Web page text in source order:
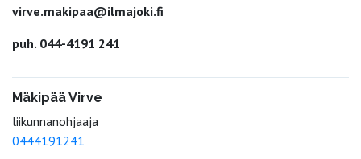
virve.makipaa@ilmajoki.fi
puh. 044-4191 241
Mäkipää Virve
liikunnanohjaaja
0444191241